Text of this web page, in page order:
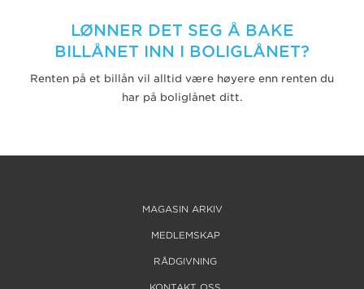
LØNNER DET SEG Å BAKE
BILLÅNET INN I BOLIGLÅNET?
Renten på et billån vil alltid være høyere enn renten du
har på boliglånet ditt.
MAGASIN ARKIV
MEDLEMSKAP
RÅDGIVNING